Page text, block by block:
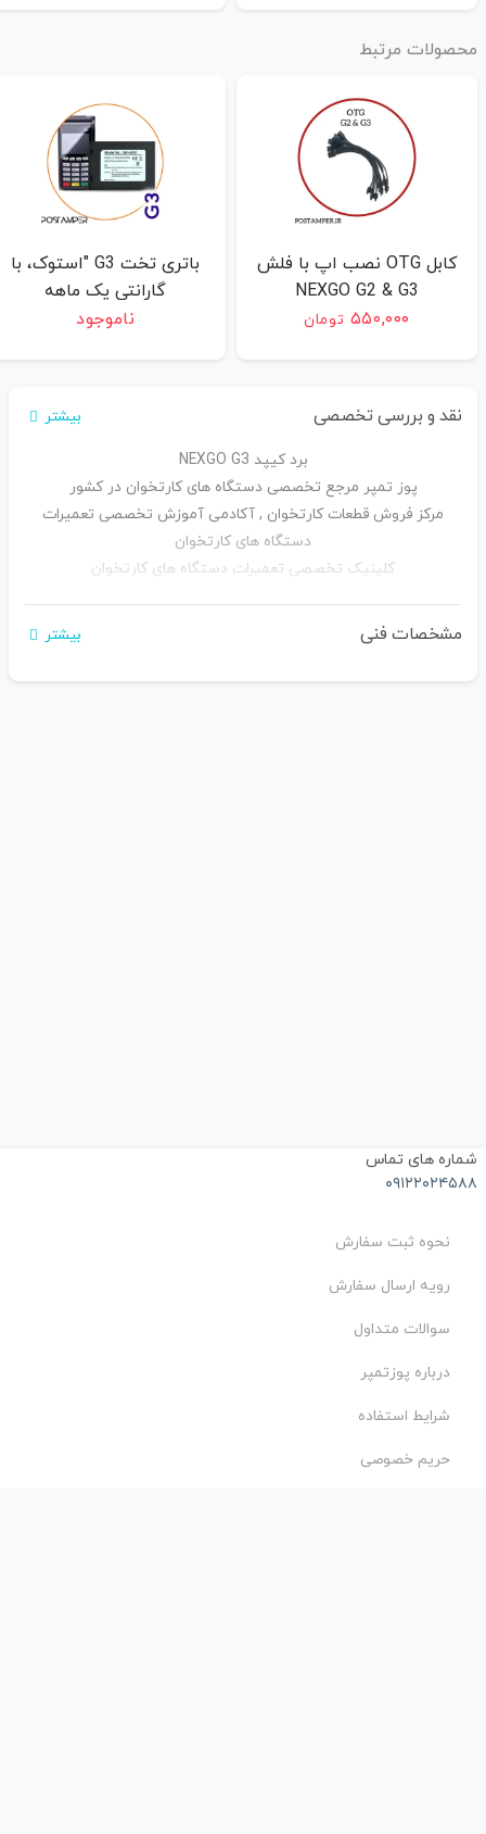
مرتبط
کابل OTG نصب اپ با فلش
NEXGO G2 & G3
۵۵۰,۰۰۰ تومان
باتری تخت G3 "استوک، با
گارانتی یک ماهه
ناموجود
نقد و بررسی تخصصی بیشتر
برد کیپد NEXGO G3
پوز تمپر مرجع تخصصی دستگاه های کارتخوان در کشور
مرکز فروش قطعات کارتخوان , آکادمی آموزش تخصصی تعمیرات
دستگاه های کارتخوان
کلینیک تخصصی تعمیرات دستگاه های کارتخوان
مشخصات فنی بیشتر
های تماس
نحوه ثبت سفارش
رویه ارسال سفارش
سوالات متداول
درباره پوزتمپر
شرایط استفاده
حریم خصوصی